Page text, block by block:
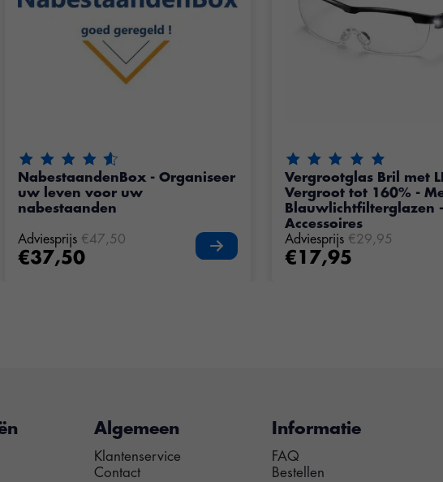
de 5
De beoordeling van dit product is van de 5
NabestaandenBox - Organiseer
uw leven voor uw
nabestaanden
Adviesprijs €47,50
€37,50
De beoordeling van dit
Vergrootglas Bril met
Vergroot tot 160% -
Blauwlichtfilterglazen
Accessoires
Adviesprijs €29,95
€17,95
Algemeen
Klantenservice
Contact
Informatie
FAQ
Bestellen